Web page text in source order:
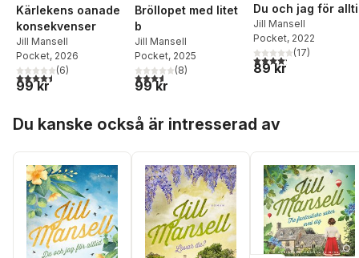
Kärlekens oanade
konsekvenser
Jill Mansell
Pocket, 2026
4,5utav 5 stjärnor. Totalt antal röster:
(6)
99 kr
Bröllopet med litet
b
Jill Mansell
Pocket, 2025
3,6utav 5 stjärnor. Totalt antal röster:
(8)
99 kr
Du och jag för
Jill Mansell
Pocket, 2022
4,2utav 5 stjärnor.
(17)
89 kr
Du kanske också är intresserad av